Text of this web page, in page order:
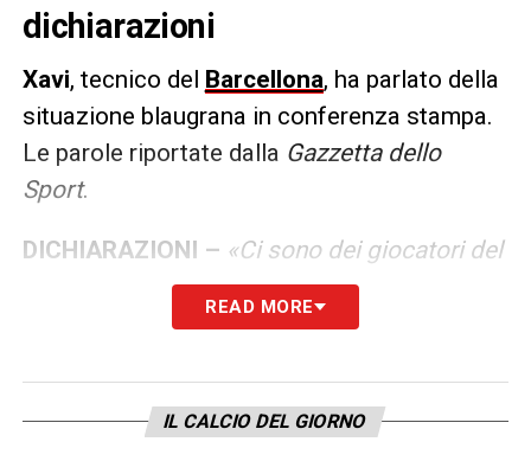
dichiarazioni
Xavi, tecnico del Barcellona, ha parlato della
situazione blaugrana in conferenza stampa.
Le parole riportate dalla Gazzetta dello
Sport.
DICHIARAZIONI – «Ci sono dei giocatori del
Barça che non sanno cosa vuol dire giocare
nel Barça. Io sono stato lontano da qui per 6
Parlo di chi deve andare a fare pressing e di
READ MORE
IL CALCIO DEL GIORNO